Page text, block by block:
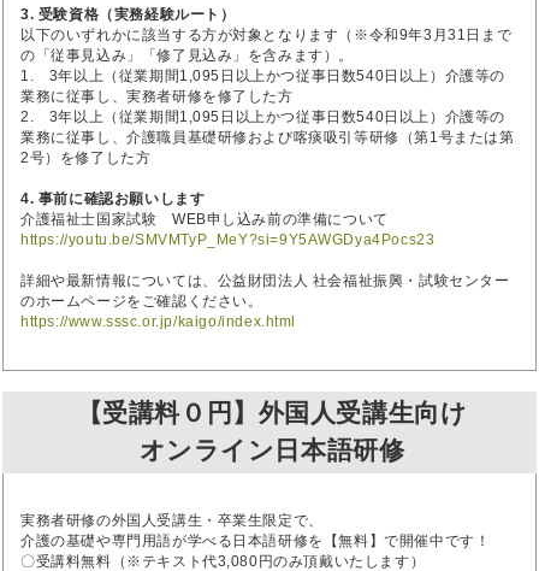
3. 受験資格（実務経験ルート）
以下のいずれかに該当する方が対象となります（※令和9年3月31日まで
の「従事見込み」「修了見込み」を含みます）。
1. 3年以上（従業期間1,095日以上かつ従事日数540日以上）介護等の
業務に従事し、実務者研修を修了した方
2. 3年以上（従業期間1,095日以上かつ従事日数540日以上）介護等の
業務に従事し、介護職員基礎研修および喀痰吸引等研修（第1号または第
2号）を修了した方
4. 事前に確認お願いします
介護福祉士国家試験 WEB申し込み前の準備について
https://youtu.be/SMVMTyP_MeY?si=9Y5AWGDya4Pocs23
詳細や最新情報については、公益財団法人 社会福祉振興・試験センター
のホームページをご確認ください。
https://www.sssc.or.jp/kaigo/index.html
【受講料０円】外国人受講生向け
オンライン日本語研修
実務者研修の外国人受講生・卒業生限定で、
介護の基礎や専門用語が学べる日本語研修を【無料】で開催中です！
〇受講料無料（※テキスト代3,080円のみ頂戴いたします）